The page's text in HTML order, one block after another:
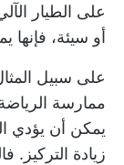
على الطيار
أو سيئة، فإنها
على سبيل
ممارسة
يمكن أن يؤدي
زيادة